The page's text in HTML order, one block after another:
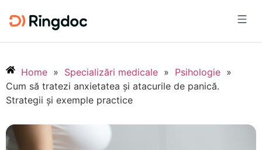
Home » Specializări medicale » Psihologie »
Cum să tratezi anxietatea și atacurile de panică.
Strategii și exemple practice